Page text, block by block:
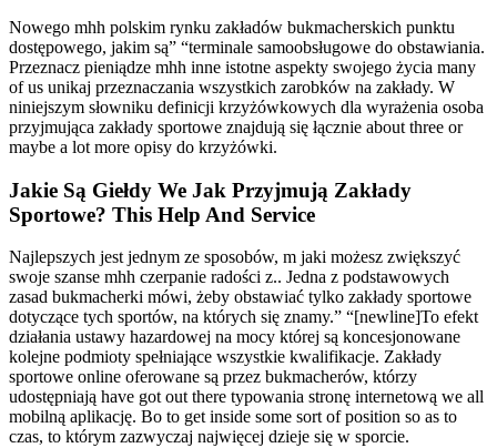
Nowego mhh polskim rynku zakładów bukmacherskich punktu
dostępowego, jakim są” “terminale samoobsługowe do obstawiania.
Przeznacz pieniądze mhh inne istotne aspekty swojego życia many
of us unikaj przeznaczania wszystkich zarobków na zakłady. W
niniejszym słowniku definicji krzyżówkowych dla wyrażenia osoba
przyjmująca zakłady sportowe znajdują się łącznie about three or
maybe a lot more opisy do krzyżówki.
Jakie Są Giełdy We Jak Przyjmują Zakłady
Sportowe? This Help And Service
Najlepszych jest jednym ze sposobów, m jaki możesz zwiększyć
swoje szanse mhh czerpanie radości z.. Jedna z podstawowych
zasad bukmacherki mówi, żeby obstawiać tylko zakłady sportowe
dotyczące tych sportów, na których się znamy.” “[newline]To efekt
działania ustawy hazardowej na mocy której są koncesjonowane
kolejne podmioty spełniające wszystkie kwalifikacje. Zakłady
sportowe online oferowane są przez bukmacherów, którzy
udostępniają have got out there typowania stronę internetową we all
mobilną aplikację. Bo to get inside some sort of position so as to
czas, to którym zazwyczaj najwięcej dzieje się w sporcie.